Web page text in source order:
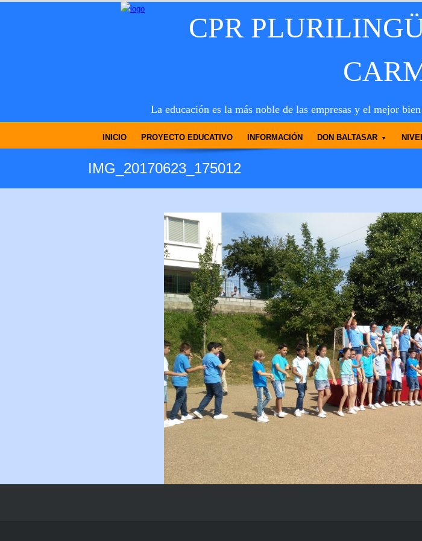
CPR
La educación es la más noble de las empresas y el mejor
INICIO PROYECTO EDUCATIVO INFORMACIÓN DON BALTASAR
IMG_20170623_175012